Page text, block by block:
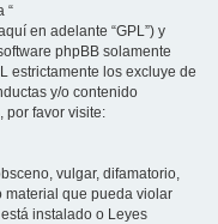
“
en adelante “GPL”) y
phpBB solamente
estrictamente los excluye de
y/o contenido
por favor visite:
vulgar, difamatorio,
material que pueda violar
instalado o Leyes